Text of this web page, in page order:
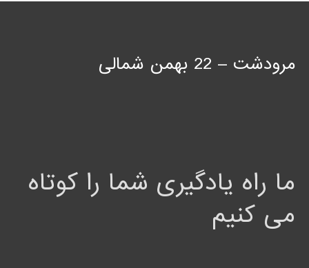
مرودشت – 22 بهمن شمالی
ما راه یادگیری شما را کوتاه
می کنیم